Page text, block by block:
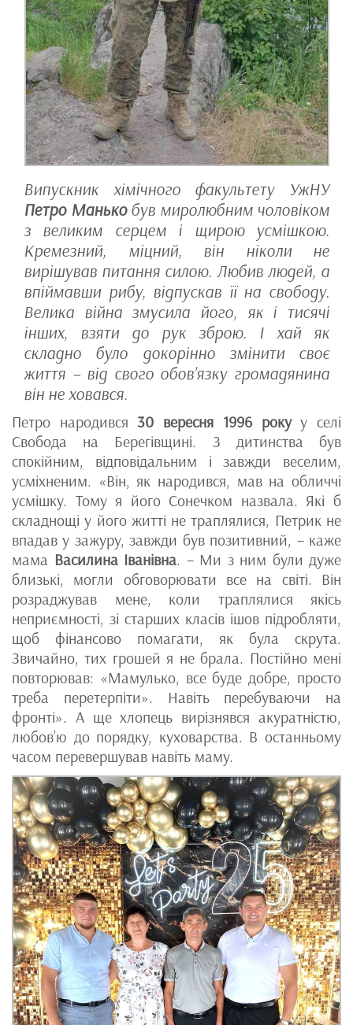
Випускник хімічного факультету УжНУ
Петро Манькобув миролюбним чоловіком
з великим серцем і щирою усмішкою.
Кремезний, міцний, він ніколи не
вирішував питання силою. Любив людей, а
впіймавши рибу, відпускав її на свободу.
Велика війна змусила його, як і тисячі
інших, взяти до рук зброю. І хай як
складно було докорінно змінити своє
життя – від свого обов’язку громадянина
він не ховався.
Петро народився 30 вересня 1996 рокуу селі
Свобода на Берегівщині. З дитинства був
спокійним, відповідальним і завжди веселим,
усміхненим. «Він, як народився, мав на обличчі
усмішку. Тому я його Сонечком назвала. Які б
складнощі у його житті не траплялися, Петрик не
впадав у зажуру, завжди був позитивний, – каже
мама Василина Іванівна. – Ми з ним були дуже
близькі, могли обговорювати все на світі. Він
розраджував мене, коли траплялися якісь
неприємності, зі старших класів ішов підробляти,
щоб фінансово помагати, як була скрута.
Звичайно, тих грошей я не брала. Постійно мені
повторював: «Мамулько, все буде добре, просто
треба перетерпіти». Навіть перебуваючи на
фронті». А ще хлопець вирізнявся акуратністю,
любов’ю до порядку, куховарства. В останньому
часом перевершував навіть маму.